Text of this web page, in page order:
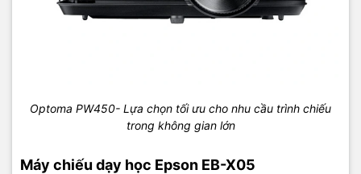
Optoma PW450- Lựa chọn tối ưu cho nhu cầu trình chiếu
trong không gian lớn
Máy chiếu dạy học Epson EB-X05